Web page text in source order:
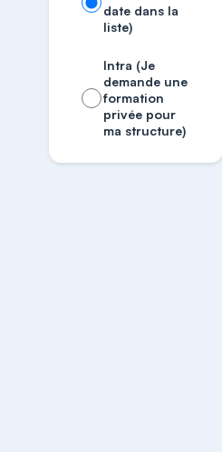
date dans la
liste)
Intra (Je
demande une
formation
privée pour
ma structure)